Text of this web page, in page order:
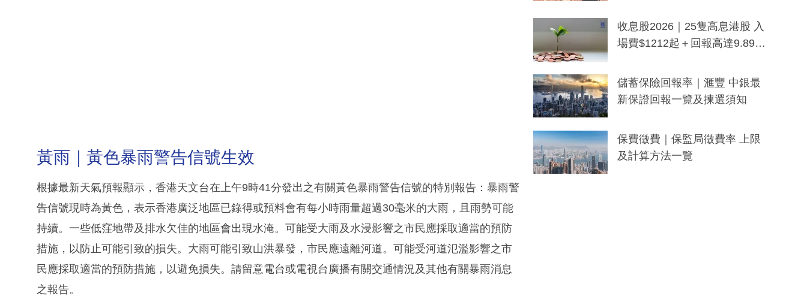
黃雨｜黃色暴雨警告信號生效
根據最新天氣預報顯示，香港天文台在上午9時41分發出之有關黃色暴雨警告信號的特別報告：暴雨警
告信號現時為黃色，表示香港廣泛地區已錄得或預料會有每小時雨量超過30毫米的大雨，且雨勢可能
持續。一些低窪地帶及排水欠佳的地區會出現水淹。可能受大雨及水浸影響之市民應採取適當的預防
措施，以防止可能引致的損失。大雨可能引致山洪暴發，市民應遠離河道。可能受河道氾濫影響之市
民應採取適當的預防措施，以避免損失。請留意電台或電視台廣播有關交通情況及其他有關暴雨消息
之報告。
y及香港限定特調系列
收息股2026｜25隻高息港股 入
場費$1212起＋回報高達9.89
儲蓄保險回報率｜滙豐 中銀最
新保證回報一覽及揀選須知
保費徵費｜保監局徵費率 上限
及計算方法一覽